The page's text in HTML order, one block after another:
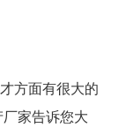
方面有很大的
家告诉您大